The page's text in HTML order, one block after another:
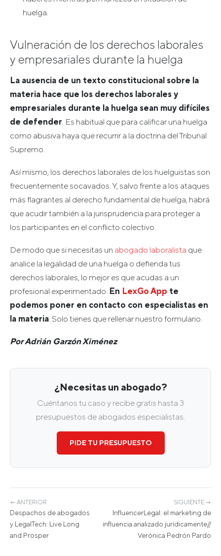
huelga.
Vulneración de los derechos laborales
y empresariales durante la huelga
La ausencia de un texto constitucional sobre la
materia hace que los derechos laborales y
empresariales durante la huelga sean muy difíciles
de defender . Es habitual que para calificar una huelga
como abusiva haya que recurrir a la doctrina del Tribunal
Supremo.
Así mismo, los derechos laborales de los huelguistas son
frecuentemente socavados. Y, salvo frente a los ataques
más flagrantes al derecho fundamental de huelga, habrá
que acudir también a la jurisprudencia para proteger a
los participantes en el conflicto colectivo.
De modo que si necesitas un abogado laboralista que
analice la legalidad de una huelga o defienda tus
derechos laborales, lo mejor es que acudas a un
profesional experimentado. En LexGo App te
podemos poner en contacto con especialistas en
la materia . Solo tienes que rellenar nuestro formulario.
Por Adrián Garzón Ximénez
¿Necesitas un abogado?
Cuéntanos tu caso y recibe gratis hasta 3
presupuestos de abogados especialistas.
PIDE TU PRESUPUESTO
← ANTERIOR
Despachos de abogados
y LegalTech: Live Long
and Prosper
SIGUIENTE →
InfluencerLegal: el marketing de
influencia analizado jurídicamente//
Verónica Pedrón Pardo